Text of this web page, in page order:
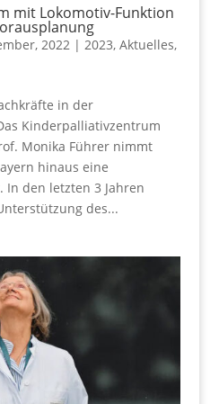
mit Lokomotiv-Funktion
2022 | 2023, Aktuelles,
in der
Kinderpalliativzentrum
Monika Führer nimmt
hinaus eine
In den letzten 3 Jahren
des...